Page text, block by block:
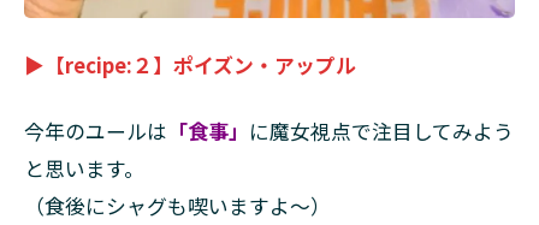
▶【recipe:２】ポイズン・アップル
今年のユールは 「食事」 に魔女視点で注目してみよう
と思います。
（食後にシャグも喫いますよ～）